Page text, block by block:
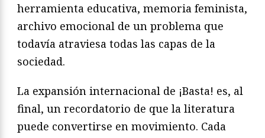
herramienta educativa, memoria feminista,
archivo emocional de un problema que
todavía atraviesa todas las capas de la
sociedad.
La expansión internacional de ¡Basta! es, al
final, un recordatorio de que la literatura
puede convertirse en movimiento. Cada